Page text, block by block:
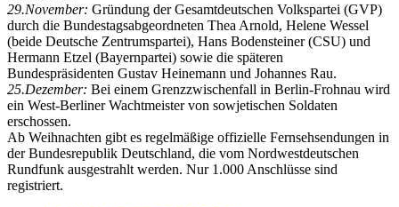
29.November: Gründung der Gesamtdeutschen Volkspartei (GVP)
durch die Bundestagsabgeordneten Thea Arnold, Helene Wessel
(beide Deutsche Zentrumspartei), Hans Bodensteiner (CSU) und
Hermann Etzel (Bayernpartei) sowie die späteren
Bundespräsidenten Gustav Heinemann und Johannes Rau.
25.Dezember: Bei einem Grenzzwischenfall in Berlin-Frohnau wird
ein West-Berliner Wachtmeister von sowjetischen Soldaten
erschossen.
Ab Weihnachten gibt es regelmäßige offizielle Fernsehsendungen in
der Bundesrepublik Deutschland, die vom Nordwestdeutschen
Rundfunk ausgestrahlt werden. Nur 1.000 Anschlüsse sind
registriert.